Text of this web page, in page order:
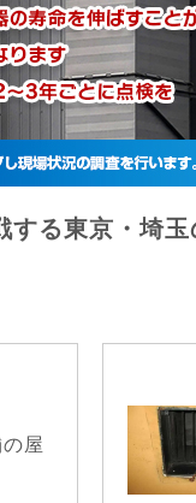
る東京・埼
屋